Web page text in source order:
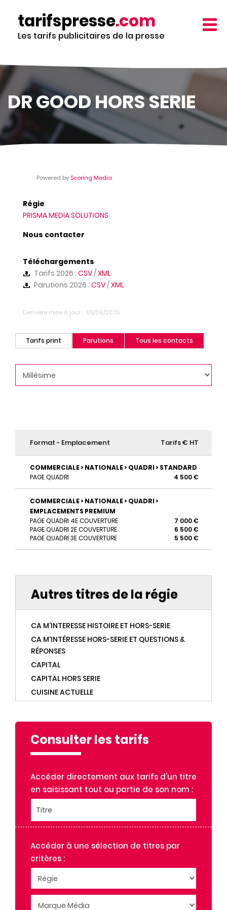
contenu
principal
tarifspresse.com
Les tarifs publicitaires de la presse
DR GOOD HORS SERIE
Powered by Scoring Media
Régie
PRISMA MEDIA SOLUTIONS
Nous contacter
Téléchargements
Tarifs 2026 : CSV/XML
Parutions 2026 : CSV/XML
Dernière mise à jour 05/09/2025
Tarifs print
(onglet
Parutions Tous les contacts
Format - Emplacement Tarifs € HT
COMMERCIALE > NATIONALE > QUADRI > STANDARD
PAGE QUADRI
4 500 €
COMMERCIALE > NATIONALE > QUADRI >
EMPLACEMENTS PREMIUM
PAGE QUADRI 4E COUVERTURE
7 000 €
PAGE QUADRI 2E COUVERTURE
6 500 €
PAGE QUADRI 3E COUVERTURE
5 500 €
Autres titres de la régie
CA M'INTERESSE HISTOIRE ET HORS-SERIE
CA M'INTÉRESSE HORS-SERIE ET QUESTIONS &
RÉPONSES
CAPITAL
CAPITAL HORS SERIE
CUISINE ACTUELLE
CUISINEAZ
DR. GOOD
DR. GOOD! C'EST BON!
FEMME ACTUELLE HORS SERIE
FEMME ACTUELLE JEUX
FEMME ACTUELLE JEUX ANIMO
FEMME ACTUELLE JEUX EXTRA
FEMME ACTUELLE JEUX FLECHES
FEMME ACTUELLE JEUX GEANT
FEMME ACTUELLE JEUX HORS SERIE
FEMME ACTUELLE JEUX NATURE
FEMME ACTUELLE JEUX REGIONS
FLOW
Consulter les tarifs
Accéder directement aux tarifs d'un titre
en saisissant tout ou partie de son nom :
Titre
Accéder à une sélection de titres par
critères :